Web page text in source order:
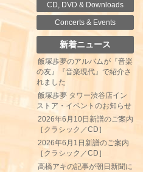
CD, DVD & Downloads
Concerts & Events
新着ニュース
飯塚歩夢のアルバムが『音楽
の友』『音楽現代』で紹介さ
れました
飯塚歩夢 タワー渋谷店イン
ストア・イベントのお知らせ
2026年6月10日新譜のご案内
［クラシック／CD］
2026年6月1日新譜のご案内
［クラシック／CD］
高橋アキの記事が朝日新聞に